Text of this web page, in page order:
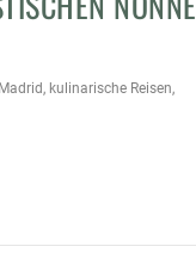
Madrid, kulinarische Reisen,